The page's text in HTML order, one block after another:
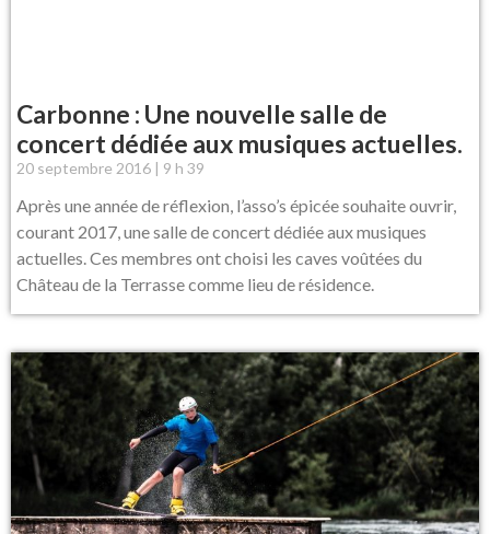
Carbonne : Une nouvelle salle de
concert dédiée aux musiques actuelles.
20 septembre 2016 9 h 39
Après une année de réflexion, l’asso’s épicée souhaite ouvrir,
courant 2017, une salle de concert dédiée aux musiques
actuelles. Ces membres ont choisi les caves voûtées du
Château de la Terrasse comme lieu de résidence.